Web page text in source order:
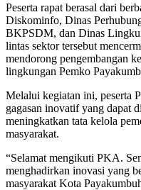
Peserta rapat berasal dari
Diskominfo, Dinas
BKPSDM, dan Dinas
lintas sektor tersebut
mendorong pengembangan
lingkungan Pemko
Melalui kegiatan ini, peserta
gagasan inovatif yang dapat
meningkatkan tata kelola
masyarakat.
“Selamat mengikuti PKA.
menghadirkan inovasi yang
masyarakat Kota